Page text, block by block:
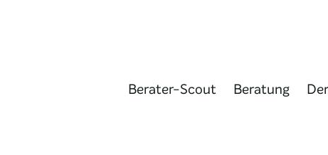
Berater-Scout Beratung